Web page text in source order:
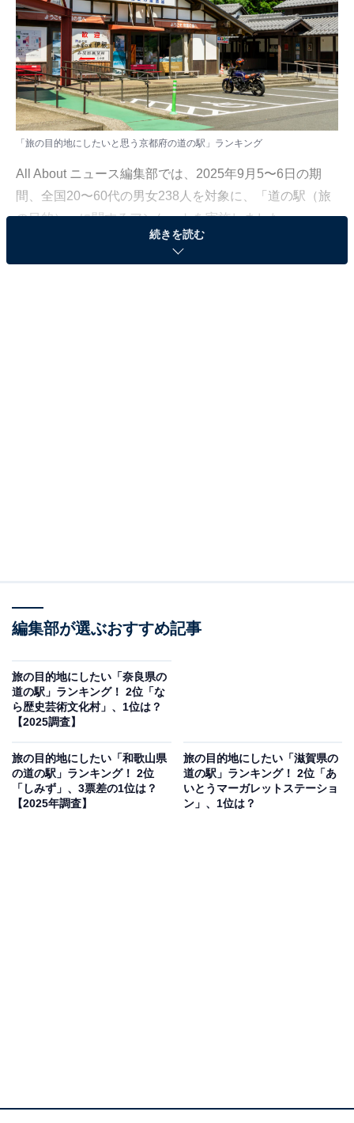
「旅の目的地にしたいと思う京都府の道の駅」ランキング
All About ニュース編集部では、2025年9月5〜6日の期
間、全国20〜60代の男女238人を対象に、「道の駅（旅
の目的）」に関するアンケートを実施しました。
その中から、「旅の目的地にしたいと思う京都府の道の
遊び」を満喫できます。
されているから」（40代女性／神奈川県）、「レストラ
ン、特産品ショップ、動物ふれあい広場、収穫体験農園
などがあって、家族皆でゆっくり過ごすことができるの
で」（50代男性／広島県）、「丹波産のお肉や蟹も楽し
める。いつ行ってもたくさんのグルメに出会えそうだか
ら」（30代女性／兵庫県）といった声が集まりました。
続きを読む
編集部が選ぶおすすめ記事
旅の目的地にしたい「奈良県の
道の駅」ランキング！ 2位「な
ら歴史芸術文化村」、1位は？
【2025調査】
旅の目的地にしたい「和歌山県
の道の駅」ランキング！ 2位
「しみず」、3票差の1位は？
【2025年調査】
旅の目的地にしたい「滋賀県の
道の駅」ランキング！ 2位「あ
いとうマーガレットステーショ
ン」、1位は？